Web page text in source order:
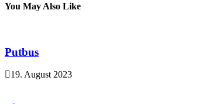
You May Also Like
Putbus
19. August 2023